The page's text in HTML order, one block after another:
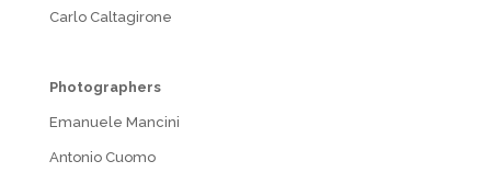
Carlo Caltagirone
Photographers
Emanuele Mancini
Antonio Cuomo